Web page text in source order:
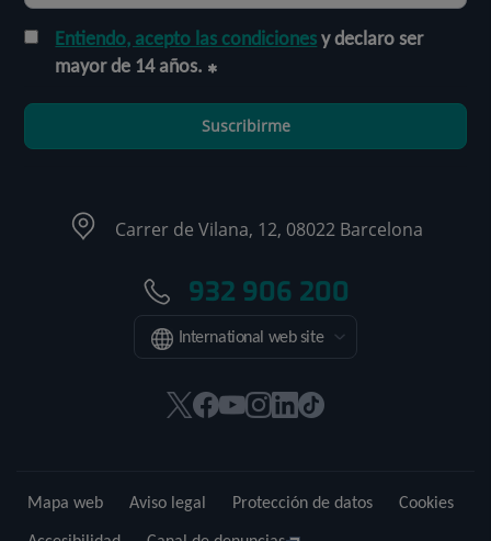
Entiendo, acepto las condicionesy declaro ser
mayor de 14 años.
Suscribirme
Carrer de Vilana, 12, 08022 Barcelona
932 906 200
International web site
Este
en
Este
en
Este
en
Este
en
Este
en
Enlace
externa.
Mapa web Aviso legal Protección de datos
Cookies